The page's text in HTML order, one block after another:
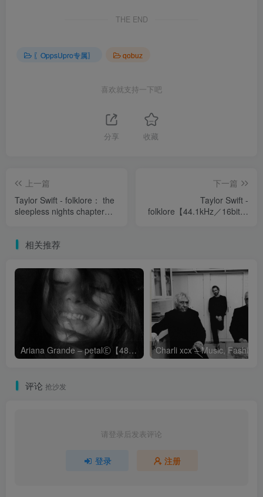
THE END
〖OppsUpro专属〗 qobuz
喜欢就支持一下吧
分享 收藏
上一篇
Taylor Swift - folklore： the
sleepless nights chapter
下一篇
Taylor Swift -
folklore【44.1kHz／16bit】
相关推荐
Ariana Grande – petalⒺ【48kHz／24bit】英国区
评论 抢沙发
请登录后发表评论
登录 注册